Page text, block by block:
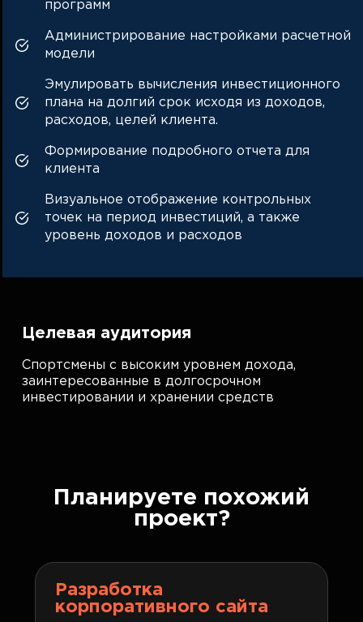
программ
Администрирование настройками расчетной
модели
Эмулировать вычисления инвестиционного
плана на долгий срок исходя из доходов,
расходов, целей клиента.
Формирование подробного отчета для
клиента
Визуальное отображение контрольных
точек на период инвестиций, а также
уровень доходов и расходов
Целевая аудитория
Спортсмены с высоким уровнем дохода,
заинтересованные в долгосрочном
инвестировании и хранении средств
Планируете похожий
проект?
Разработка
корпоративного сайта